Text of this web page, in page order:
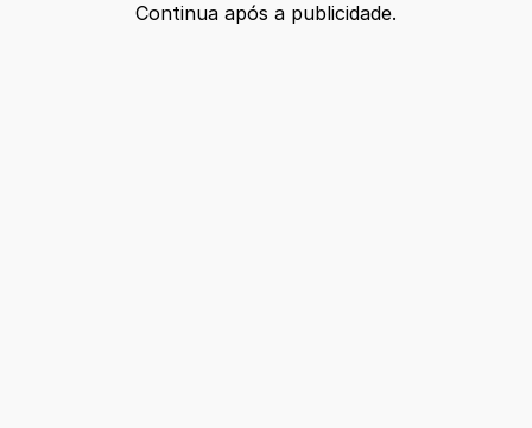
Continua após a publicidade.